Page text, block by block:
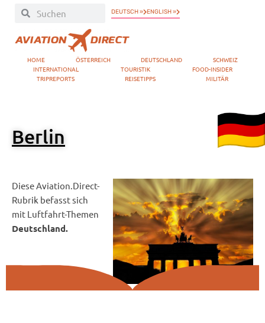
DEUTSCH » ENGLISH »
HOME ÖSTERREICH DEUTSCHLAND
SCHWEIZ
INTERNATIONAL
TOURISTIK
FOOD-INSIDER
TRIPREPORTS
REISETIPPS MILITÄR
Berlin
Diese Aviation.Direct-
Rubrik befasst sich
mit Luftfahrt-Themen
Deutschland.